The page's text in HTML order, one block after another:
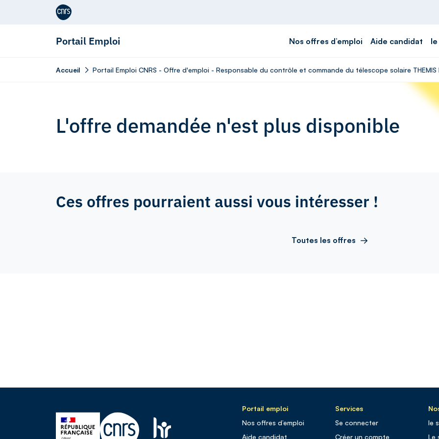
Aller au contenu
Portail Emploi Nos offres d’emploi Aide candidat
Accueil Portail Emploi CNRS - Offre d'emploi - Responsable du contrôle et commande du télescope solaire THEMIS
L'offre demandée n'est plus disponible
Ces offres pourraient aussi vous intéresser !
Toutes les offres
Portail emploi
Nos offres d’emploi
Aide candidat
Services
Se connecter
Créer un compte
le
Le